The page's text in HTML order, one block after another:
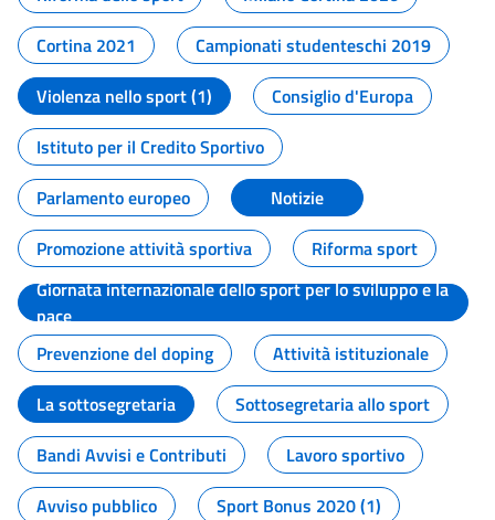
Cortina 2021
Campionati studenteschi 2019
Violenza nello sport (1)
Consiglio d'Europa
Istituto per il Credito Sportivo
Parlamento europeo
Notizie
Promozione attività sportiva
Riforma sport
Giornata internazionale dello sport per lo sviluppo e la
pace
Prevenzione del doping
Attività istituzionale
La sottosegretaria
Sottosegretaria allo sport
Bandi Avvisi e Contributi
Lavoro sportivo
Avviso pubblico
Sport Bonus 2020 (1)